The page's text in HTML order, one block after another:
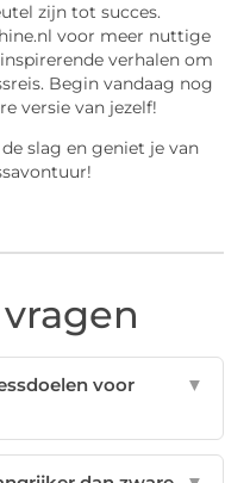
zijn tot succes.
voor meer nuttige
verhalen om
Begin vandaag nog
versie van jezelf!
slag en geniet je van
voor
▼